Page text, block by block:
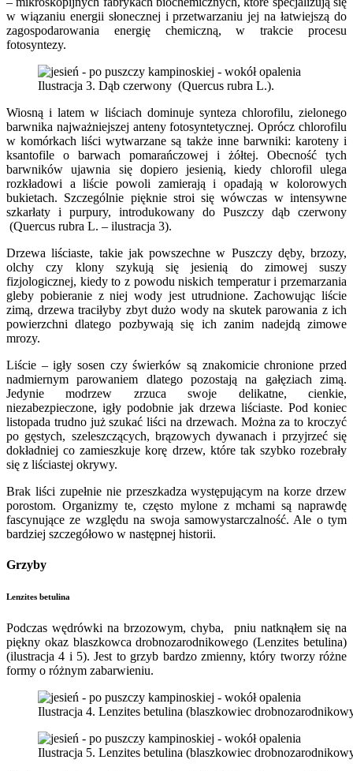
w wiązaniu energii słonecznej i przetwarzaniu jej na łatwiejszą do
zagospodarowania energię chemiczną, w trakcie procesu
fotosyntezy.
Ilustracja 3. Dąb czerwony (Quercus rubra L.).
Wiosną i latem w liściach dominuje synteza chlorofilu, zielonego
barwnika najważniejszej anteny fotosyntetycznej. Oprócz chlorofilu
w komórkach liści wytwarzane są także inne barwniki: karoteny i
ksantofile o barwach pomarańczowej i żółtej. Obecność tych
barwników ujawnia się dopiero jesienią, kiedy chlorofil ulega
rozkładowi a liście powoli zamierają i opadają w kolorowych
bukietach. Szczególnie pięknie stroi się wówczas w intensywne
szkarłaty i purpury, introdukowany do Puszczy dąb czerwony
(Quercus rubra L. – ilustracja 3).
Drzewa liściaste, takie jak powszechne w Puszczy dęby, brzozy,
olchy czy klony szykują się jesienią do zimowej suszy
fizjologicznej, kiedy to z powodu niskich temperatur i przemarzania
gleby pobieranie z niej wody jest utrudnione. Zachowując liście
zimą, drzewa traciłyby zbyt dużo wody na skutek parowania z ich
powierzchni dlatego pozbywają się ich zanim nadejdą zimowe
mrozy.
Liście – igły sosen czy świerków są znakomicie chronione przed
nadmiernym parowaniem dlatego pozostają na gałęziach zimą.
Jedynie modrzew zrzuca swoje delikatne, cienkie,
niezabezpieczone, igły podobnie jak drzewa liściaste. Pod koniec
listopada trudno już szukać liści na drzewach. Można za to kroczyć
po gęstych, szeleszczących, brązowych dywanach i przyjrzeć się
dokładniej co zamieszkuje korę drzew, które tak szybko rozebrały
się z liściastej okrywy.
Brak liści zupełnie nie przeszkadza występującym na korze drzew
porostom. Organizmy te, często mylone z mchami są naprawdę
fascynujące ze względu na swoja samowystarczalność. Ale o tym
bardziej szczegółowo w następnej historii.
Grzyby
Lenzites betulina
Podczas wędrówki na brzozowym, chyba, pniu natknąłem się na
piękny okaz blaszkowca drobnozarodnikowego (Lenzites betulina)
(ilustracja 4 i 5). Jest to grzyb bardzo zmienny, który tworzy różne
formy o różnym zabarwieniu.
Ilustracja 4. Lenzites betulina (blaszkowiec
Ilustracja 5. Lenzites betulina (blaszkowiec